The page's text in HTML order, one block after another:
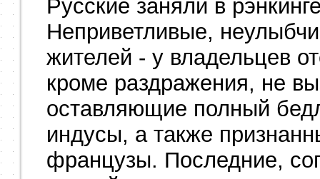
Русские заняли в
Неприветливые,
жителей - у владельцев
кроме раздражения, не
оставляющие полный
индусы, а также
французы. Последние,